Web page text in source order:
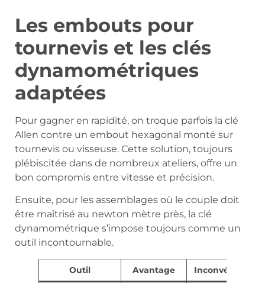
Les embouts pour
tournevis et les clés
dynamométriques
adaptées
Pour gagner en rapidité, on troque parfois la clé
Allen contre un embout hexagonal monté sur
tournevis ou visseuse. Cette solution, toujours
plébiscitée dans de nombreux ateliers, offre un
bon compromis entre vitesse et précision.
Ensuite, pour les assemblages où le couple doit
être maîtrisé au newton mètre près, la clé
dynamométrique s’impose toujours comme un
outil incontournable.
Outil Avantage Inconvénient